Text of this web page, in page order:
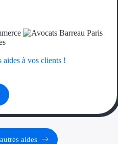
Couvertures
Aides Nationales
aides à vos clients !
aides